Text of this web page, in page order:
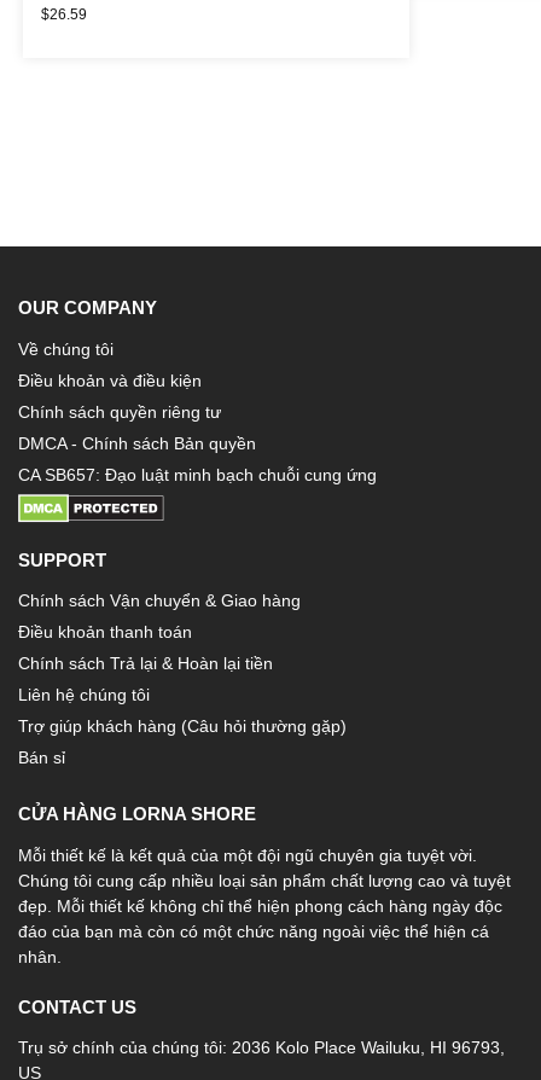
$26.59
OUR COMPANY
Về chúng tôi
Điều khoản và điều kiện
Chính sách quyền riêng tư
DMCA - Chính sách Bản quyền
CA SB657: Đạo luật minh bạch chuỗi cung ứng
SUPPORT
Chính sách Vận chuyển & Giao hàng
Điều khoản thanh toán
Chính sách Trả lại & Hoàn lại tiền
Liên hệ chúng tôi
Trợ giúp khách hàng (Câu hỏi thường gặp)
Bán sỉ
CỬA HÀNG LORNA SHORE
Mỗi thiết kế là kết quả của một đội ngũ chuyên gia tuyệt vời.
Chúng tôi cung cấp nhiều loại sản phẩm chất lượng cao và tuyệt
đẹp. Mỗi thiết kế không chỉ thể hiện phong cách hàng ngày độc
đáo của bạn mà còn có một chức năng ngoài việc thể hiện cá
nhân.
CONTACT US
Trụ sở chính của chúng tôi: 2036 Kolo Place Wailuku, HI 96793,
US